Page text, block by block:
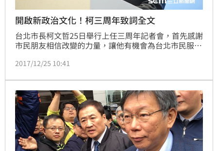
開啟新政治文化！柯三周年致詞全文
台北市長柯文哲25日舉行上任三周年記者會，首先感謝
市民朋友相信改變的力量，讓他有機會為台北市民服
標就是要建立一個新的政治文化、留下一個可長可久的
2017/12/25 10:41